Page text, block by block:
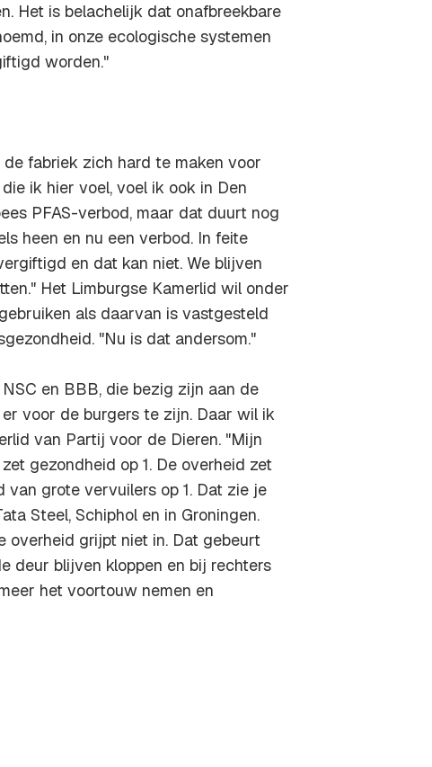
Het is belachelijk dat onafbreekbare
in onze ecologische systemen
worden."
fabriek zich hard te maken voor
ik hier voel, voel ik ook in Den
PFAS-verbod, maar dat duurt nog
heen en nu een verbod. In feite
en dat kan niet. We blijven
Het Limburgse Kamerlid wil onder
als daarvan is vastgesteld
"Nu is dat andersom."
en BBB, die bezig zijn aan de
voor de burgers te zijn. Daar wil ik
van Partij voor de Dieren. "Mijn
gezondheid op 1. De overheid zet
grote vervuilers op 1. Dat zie je
Steel, Schiphol en in Groningen.
overheid grijpt niet in. Dat gebeurt
deur blijven kloppen en bij rechters
het voortouw nemen en